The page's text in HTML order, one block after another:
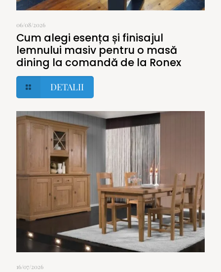
06/08/2026
Cum alegi esența și finisajul
lemnului masiv pentru o masă
dining la comandă de la Ronex
DETALII
16/07/2026